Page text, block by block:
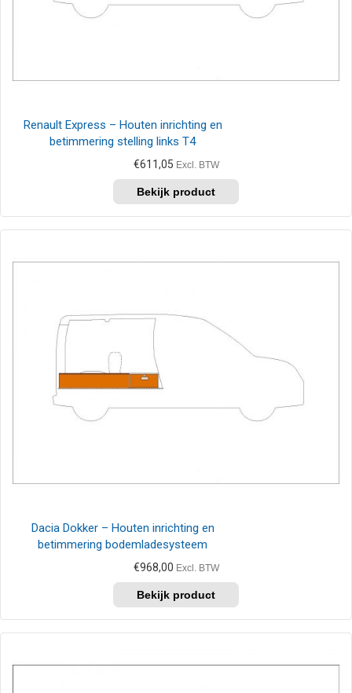
Renault Express – Houten inrichting en
betimmering stelling links T4
€611,05 Excl. BTW
Dacia Dokker – Houten inrichting en
betimmering bodemladesysteem
€968,00 Excl. BTW